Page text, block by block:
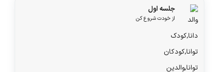
جلسه اول
از خودت شروع کن